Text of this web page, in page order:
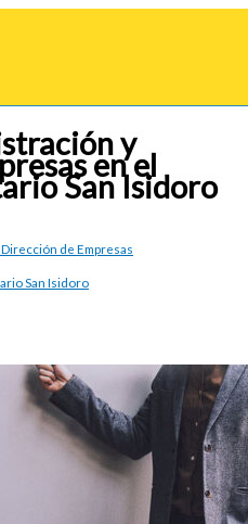
y
en el
San Isidoro
de Empresas
San Isidoro